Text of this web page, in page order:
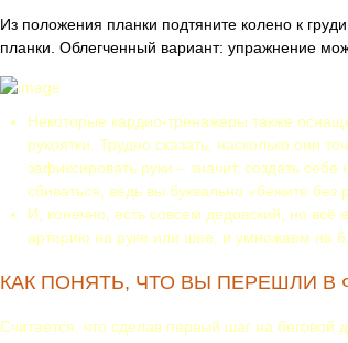
Из положения планки подтяните колено к
планки. Облегченный вариант: упражнение
Некоторые кардио-тренажеры также
рукоятки. Трудно сказать, насколько они
зафиксировать руки – значит, создать
сбиваться, ведь вы буквально «бежите без
И, конечно, есть совсем дедовский, но
артерию на руке или шее, и умножаем на 6.
КАК ПОНЯТЬ, ЧТО ВЫ ПЕРЕШЛИ
Считается, что сделав первый шаг на беговой